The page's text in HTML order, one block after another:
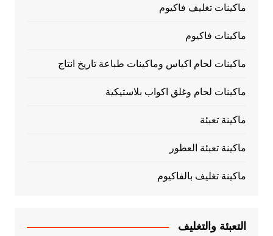
ماكينات تغليف فاكيوم
ماكينات فاكيوم
ماكينات لحام اكياس وماكينات طباعة تاريخ انتاج
ماكينات لحام وغلق اكواب بلاستيكية
ماكينة تعبئة
ماكينة تعبئة العطور
ماكينة تغليف بالفاكيوم
التعبئة والتغليف